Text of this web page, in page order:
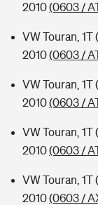
2010(0603 /
VW Touran, 1T
2010(0603 /
VW Touran, 1T
2010(0603 /
VW Touran, 1T
2010(0603 /
VW Touran, 1T
2010(0603 /